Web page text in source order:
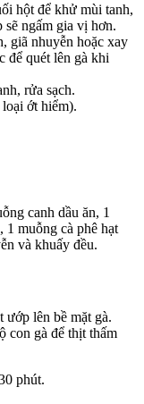
hột để khử mùi tanh,
sẽ ngấm gia vị hơn.
giã nhuyễn hoặc xay
để quét lên gà khi
rửa sạch.
ớt hiểm).
canh dầu ăn, 1
1 muỗng cà phê hạt
và khuấy đều.
ướp lên bề mặt gà.
con gà để thịt thấm
phút.